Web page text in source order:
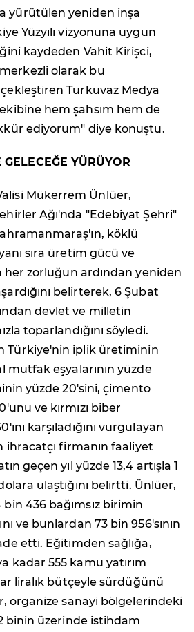
yürütülen yeniden inşa
Yüzyılı vizyonuna uygun
kaydeden Vahit Kirişci,
olarak bu
Turkuvaz Medya
hem şahsım hem de
ediyorum" diye konuştu.
YÜRÜYOR
Mükerrem Ünlüer,
Ağı'nda "Edebiyat Şehri"
köklü
sıra üretim gücü ve
zorluğun ardından yeniden
belirterek, 6 Şubat
devlet ve milletin
toparlandığını söyledi.
Türkiye'nin iplik üretiminin
mutfak eşyalarının yüzde
yüzde 20'sini, çimento
ve kırmızı biber
karşıladığını vurgulayan
ihracatçı firmanın faaliyet
geçen yıl yüzde 13,4 artışla 1
ulaştığını belirtti. Ünlüer,
436 bağımsız birimin
ve bunlardan 73 bin 956'sının
etti. Eğitimden sağlığa,
kadar 555 kamu yatırım
liralık bütçeyle sürdüğünü
organize sanayi bölgelerindeki
binin üzerinde istihdam